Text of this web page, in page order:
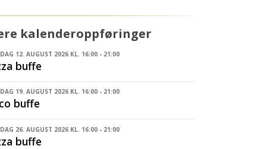
kalenderoppføringer
12. AUGUST 2026 KL. 16:00 - 21:00
buffe
19. AUGUST 2026 KL. 16:00 - 21:00
buffe
26. AUGUST 2026 KL. 16:00 - 21:00
buffe